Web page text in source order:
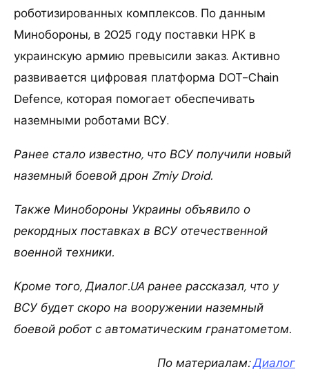
роботизированных комплексов. По данным
Минобороны, в 2025 году поставки НРК в
украинскую армию превысили заказ. Активно
развивается цифровая платформа DOT-Chain
Defence, которая помогает обеспечивать
наземными роботами ВСУ.
Ранее стало известно, что ВСУ получили новый
наземный боевой дрон Zmiy Droid.
Также Минобороны Украины объявило о
рекордных поставках в ВСУ отечественной
военной техники.
Кроме того, Диалог.UA ранее рассказал, что у
ВСУ будет скоро на вооружении наземный
боевой робот с автоматическим гранатометом.
По материалам:Диалог